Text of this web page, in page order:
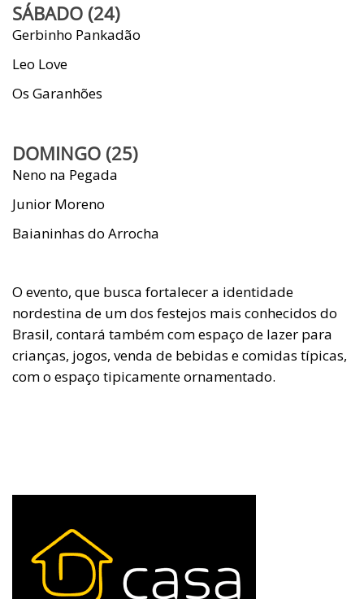
SÁBADO (24)
Gerbinho Pankadão
Leo Love
Os Garanhões
DOMINGO (25)
Neno na Pegada
Junior Moreno
Baianinhas do Arrocha
O evento, que busca fortalecer a identidade
nordestina de um dos festejos mais conhecidos do
Brasil, contará também com espaço de lazer para
crianças, jogos, venda de bebidas e comidas típicas,
com o espaço tipicamente ornamentado.